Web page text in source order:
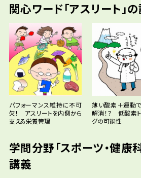
関心ワード「アスリート」
パフォーマンス維持に不可
欠！ アスリートを内側から
支える栄養管理
薄い酸素＋運動
解消！？ 低酸素
グの可能性
学問分野「スポーツ・健康
講義